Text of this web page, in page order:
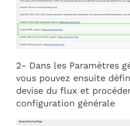
2- Dans les Paramètres
vous pouvez ensuite
devise du flux et
configuration générale